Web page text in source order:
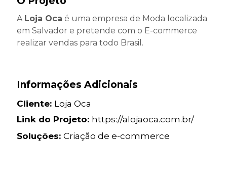
A Loja Oca é uma empresa de Moda localizada
em Salvador e pretende com o E-commerce
realizar vendas para todo Brasil.
Informações Adicionais
Cliente: Loja Oca
Link do Projeto: https://alojaoca.com.br/
Soluções: Criação de e-commerce